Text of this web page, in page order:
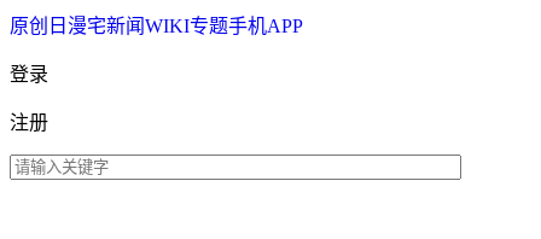
原创 日漫宅新闻WIKI专题手机APP
登录
注册